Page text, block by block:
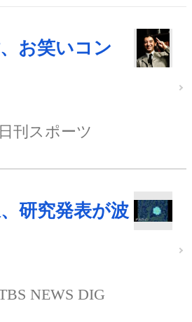
お笑いコン
日刊スポーツ
研究発表が波
NEWS DIG